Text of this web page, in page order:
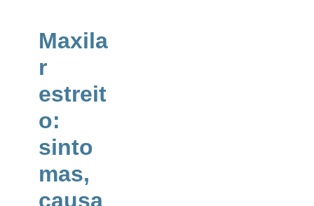
crianças
adultos
Ortodontia
Maxila
r
estreit
o:
sinto
mas,
causa